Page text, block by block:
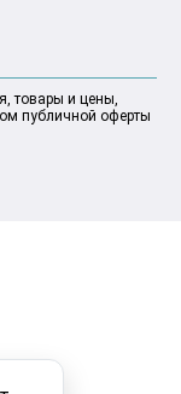
товары и цены,
публичной оферты